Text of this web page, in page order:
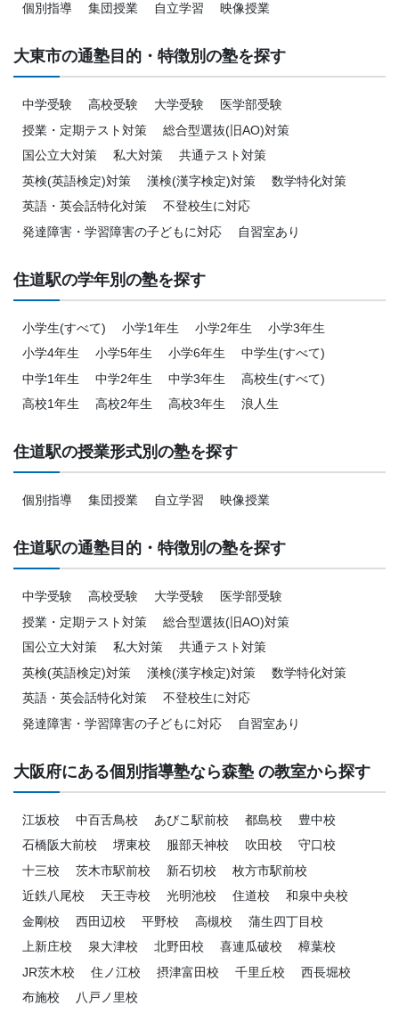
個別指導 集団授業 自立学習 映像授業
大東市の通塾目的・特徴別の塾を探す
中学受験 高校受験 大学受験
医学部受験
授業・定期テスト対策
総合型選抜(旧AO)対策
国公立大対策
私大対策
共通テスト対策
英検(英語検定)対策
漢検(漢字検定)対策
数学特化対策
英語・英会話特化対策
不登校生に対応
発達障害・学習障害の子どもに対応
自習室あり
住道駅の学年別の塾を探す
小学生(すべて) 小学1年生 小学2年生
小学3年生
小学4年生
小学5年生 小学6年生
中学生(すべて)
中学1年生
中学2年生 中学3年生
高校生(すべて)
高校1年生
高校2年生 高校3年生 浪人生
住道駅の授業形式別の塾を探す
個別指導 集団授業 自立学習 映像授業
住道駅の通塾目的・特徴別の塾を探す
中学受験 高校受験 大学受験
医学部受験
授業・定期テスト対策
総合型選抜(旧AO)対策
国公立大対策
私大対策
共通テスト対策
英検(英語検定)対策
漢検(漢字検定)対策
数学特化対策
英語・英会話特化対策
不登校生に対応
発達障害・学習障害の子どもに対応
自習室あり
大阪府にある個別指導塾なら森塾 の教室から探す
江坂校 中百舌鳥校 あびこ駅前校 都島校
豊中校
石橋阪大前校
堺東校 服部天神校 吹田校
守口校
十三校
茨木市駅前校 新石切校
枚方市駅前校
近鉄八尾校
天王寺校 光明池校 住道校
和泉中央校
金剛校
西田辺校 平野校 高槻校
蒲生四丁目校
上新庄校
泉大津校 北野田校 喜連瓜破校
樟葉校
JR茨木校
住ノ江校 摂津富田校 千里丘校
西長堀校
布施校
八戸ノ里校